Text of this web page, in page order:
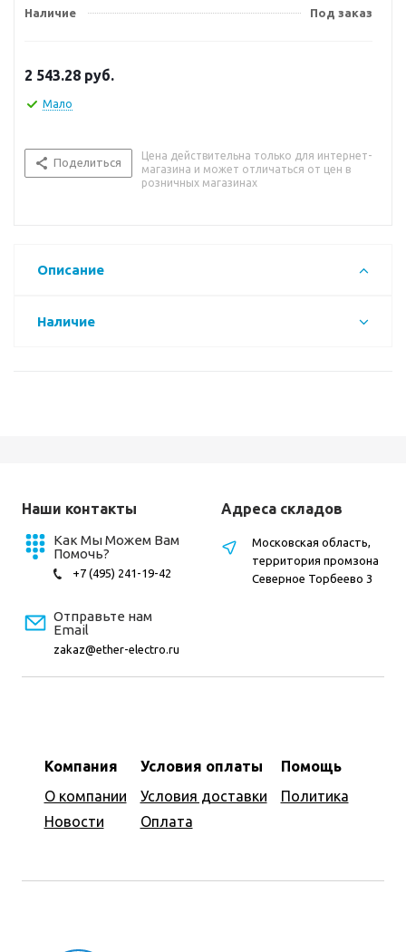
Наличие
Под заказ
2 543.28 руб.
Мало
Поделиться
Цена действительна только для интернет-
магазина и может отличаться от цен в
розничных магазинах
Описание
Наличие
Наши контакты
Как Мы Можем Вам
Помочь?
+7 (495) 241-19-42
Отправьте нам
Email
zakaz@ether-electro.ru
Компания
О компании
Новости
Условия оплаты
Условия доставки
Оплата
Помощь
Политика
Адреса складов
Московская область,
территория промзона
Северное Торбеево 3